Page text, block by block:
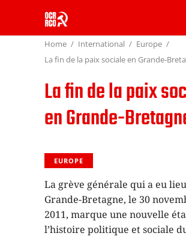
Home International
Europe
La fin de la paix sociale en Grande-
La fin de la paix
en Grande-
EUROPE
La grève générale qui a eu
Grande-Bretagne, le 30
2011, marque une nouvelle
l’histoire politique et sociale